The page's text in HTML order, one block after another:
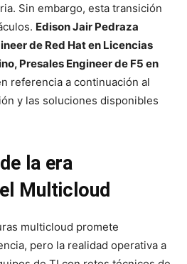
Sin embargo, esta transición
Edison Jair Pedraza
de Red Hat en Licencias
Presales Engineer de F5 en
referencia a continuación al
y las soluciones disponibles
la era
Multicloud
multicloud promete
pero la realidad operativa a